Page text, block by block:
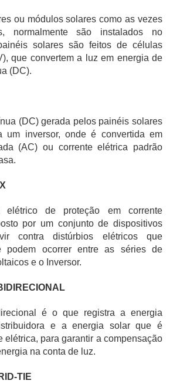
ou módulos solares como as vezes
normalmente são instalados no
solares são feitos de células
que convertem a luz em energia de
(DC).
(DC) gerada pelos painéis solares
um inversor, onde é convertida em
(AC) ou corrente elétrica padrão
de proteção em corrente
por um conjunto de dispositivos
contra distúrbios elétricos que
podem ocorrer entre as séries de
e o Inversor.
é o que registra a energia
e a energia solar que é
elétrica, para garantir a compensação
na conta de luz.
TIE